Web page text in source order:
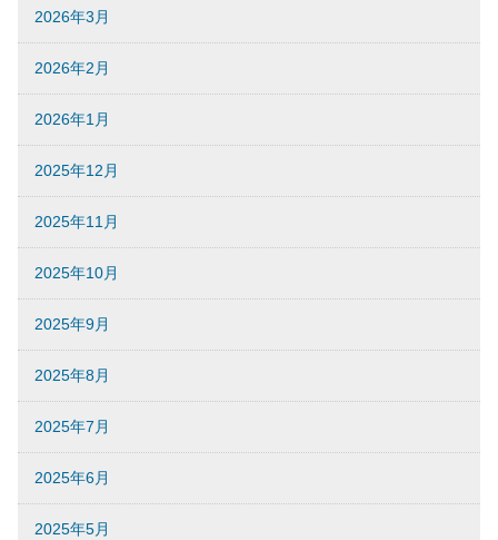
2026年3月
2026年2月
2026年1月
2025年12月
2025年11月
2025年10月
2025年9月
2025年8月
2025年7月
2025年6月
2025年5月